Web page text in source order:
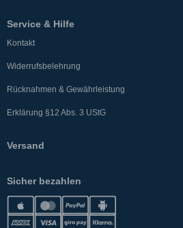
Service & Hilfe
Kontakt
Widerrufsbelehrung
Rücknahmen & Gewährleistung
Erklärung §12 Abs. 3 UStG
Versand
Sicher bezahlen